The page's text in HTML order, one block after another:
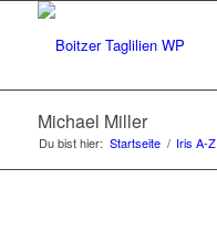
Michael Miller
Du bist hier: Startseite / Iris A-Z